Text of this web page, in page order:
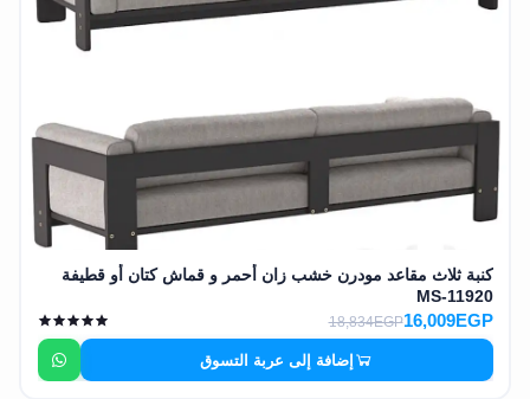
كنبة ثلاث مقاعد مودرن خشب زان أحمر و قماش كتان أو قطيفة
MS-11920
16,009EGP
18,834EGP
إضافة إلى عربة التسوق